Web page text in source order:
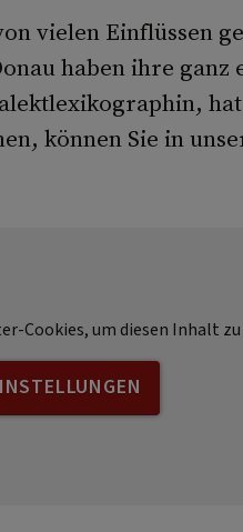
vielen Einflüssen
haben ihre ganz
können Sie in
Cookies, um diesen Inhalt zu